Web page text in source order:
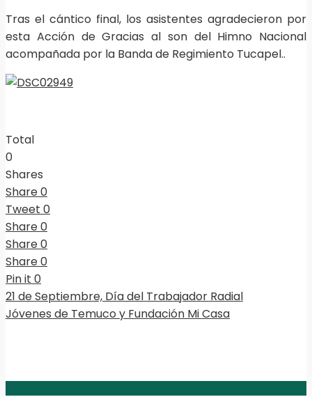
Tras el cántico final, los asistentes agradecieron por
esta Acción de Gracias al son del Himno Nacional
acompañada por la Banda de Regimiento Tucapel..
Total
0
Shares
Share0
Tweet 0
Share0
Share0
Share0
Pin it 0
21 de Septiembre, Día del Trabajador Radial
Jóvenes de Temuco y Fundación Mi Casa